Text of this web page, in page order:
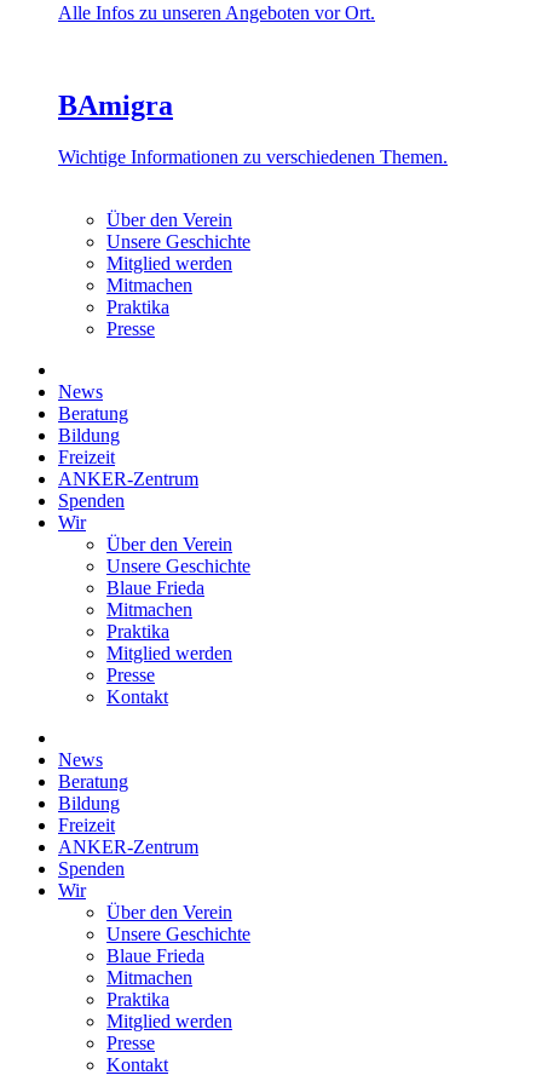
Alle Infos zu unseren Angeboten vor Ort.
BAmigra
Wichtige Informationen zu verschiedenen Themen.
Über den Verein
Unsere Geschichte
Mitglied werden
Mitmachen
Praktika
Presse
News
Beratung
Bildung
Freizeit
ANKER-Zentrum
Spenden
Wir
Über den Verein
Unsere Geschichte
Blaue Frieda
Mitmachen
Praktika
Mitglied werden
Presse
Kontakt
News
Beratung
Bildung
Freizeit
ANKER-Zentrum
Spenden
Wir
Über den Verein
Unsere Geschichte
Blaue Frieda
Mitmachen
Praktika
Mitglied werden
Presse
Kontakt